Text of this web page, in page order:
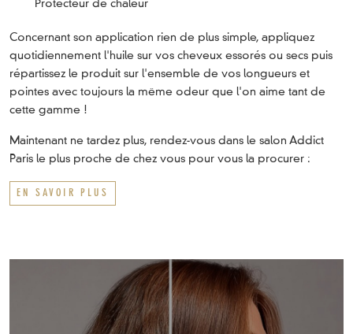
Protecteur de chaleur
Concernant son application rien de plus simple, appliquez
quotidiennement l'huile sur vos cheveux essorés ou secs puis
répartissez le produit sur l'ensemble de vos longueurs et
pointes avec toujours la même odeur que l'on aime tant de
cette gamme !
Maintenant ne tardez plus, rendez-vous dans le salon Addict
Paris le plus proche de chez vous pour vous la procurer :
EN SAVOIR PLUS